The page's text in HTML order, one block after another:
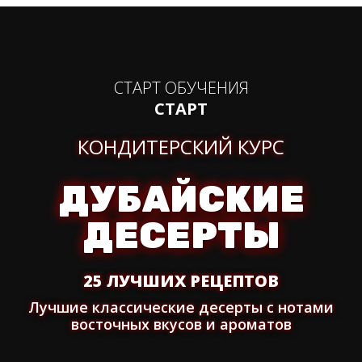
СТАРТ ОБУЧЕНИЯ
СТАРТ
КОНДИТЕРСКИЙ КУРС
ДУБАЙСКИЕ
ДЕСЕРТЫ
25 ЛУЧШИХ РЕЦЕПТОВ
Лучшие классические десерты с нотами
восточных вкусов и ароматов